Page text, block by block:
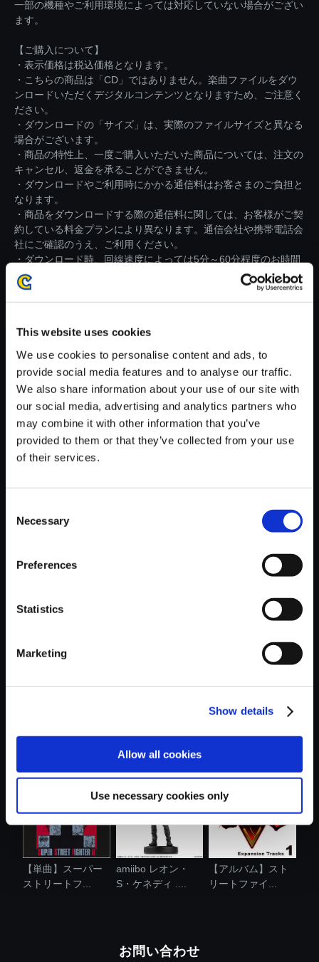
This website uses cookies
We use cookies to personalise content and ads, to
provide social media features and to analyse our traffic.
We also share information about your use of our site with
our social media, advertising and analytics partners who
may combine it with other information that you’ve
provided to them or that they’ve collected from your use
of their services.
Selection
Necessary
Preferences
Statistics
Marketing
Show details
Allow all cookies
Use necessary cookies only
一部の機種やご利用環境によっては対応していない場合がござい
ます。
【ご購入について】
・表示価格は税込価格となります。
・こちらの商品は「CD」ではありません。楽曲ファイルをダウ
ンロードいただくデジタルコンテンツとなりますため、ご注意く
ださい。
・ダウンロードの「サイズ」は、実際のファイルサイズと異なる
場合がございます。
・商品の特性上、一度ご購入いただいた商品については、注文の
キャンセル、返金を承ることができません。
・ダウンロードやご利用時にかかる通信料はお客さまのご負担と
なります。
・商品をダウンロードする際の通信料に関しては、お客様がご契
約している料金プランにより異なります。通信会社や携帯電話会
社にご確認のうえ、ご利用ください。
・ダウンロード時、回線速度によっては5分～60分程度のお時間
がかかる場合がございます。
※ご購入いただいたファイルのダウンロードの際には、通信環境
が安定しているWifi環境でお試しください。
【単曲】Street Fighter 6 Origin
al Soundtrack Sharpened Soni
c - Guile's Theme
おすすめ商品
【単曲】スーパー
ストリートフ...
amiibo レオン・
S・ケネディ ....
【アルバム】スト
リートファイ...
お問い合わせ